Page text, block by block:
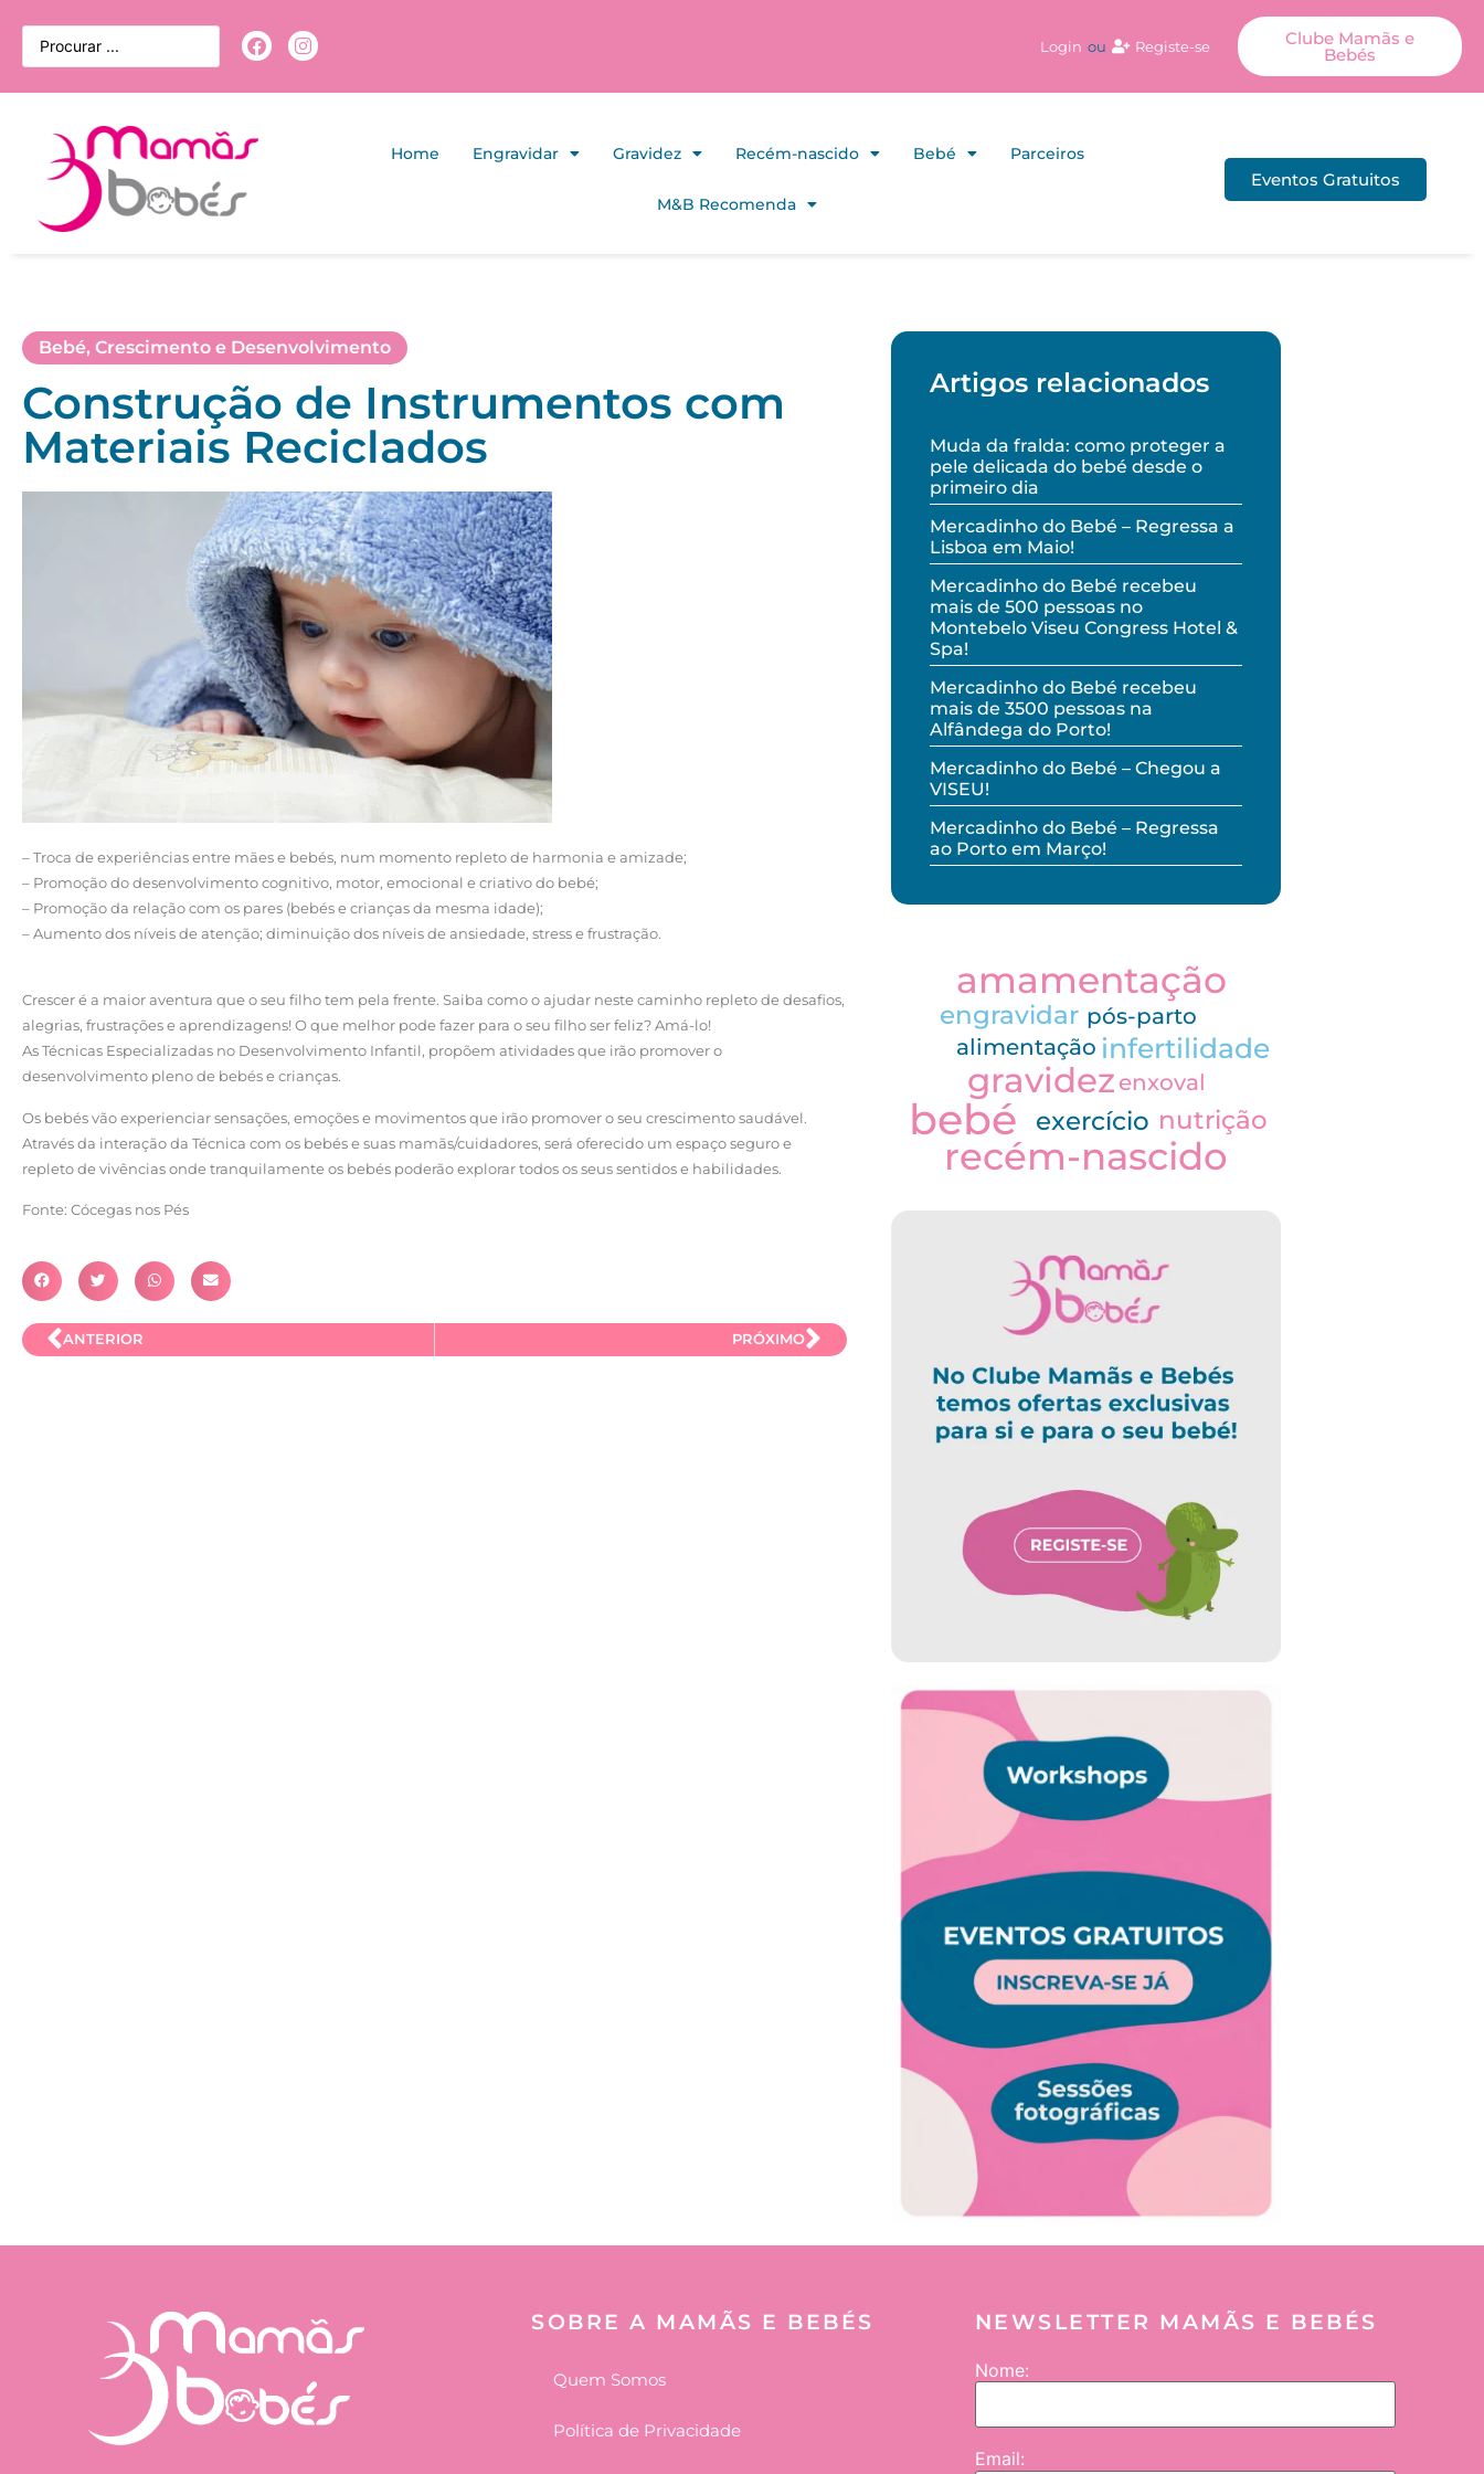
Login ou Registe-se Clube Mamãs e
Bebés
Home Engravidar Gravidez Recém-nascido Bebé Parceiros
M&B Recomenda
Eventos Gratuitos
Bebé, Crescimento e Desenvolvimento
Construção de Instrumentos com
Materiais Reciclados
– Troca de experiências entre mães e bebés, num momento repleto de harmonia e amizade;
– Promoção do desenvolvimento cognitivo, motor, emocional e criativo do bebé;
– Promoção da relação com os pares (bebés e crianças da mesma idade);
– Aumento dos níveis de atenção; diminuição dos níveis de ansiedade, stress e frustração.
Crescer é a maior aventura que o seu filho tem pela frente. Saiba como o ajudar neste caminho repleto de desafios,
alegrias, frustrações e aprendizagens! O que melhor pode fazer para o seu filho ser feliz? Amá-lo!
As Técnicas Especializadas no Desenvolvimento Infantil, propõem atividades que irão promover o
desenvolvimento pleno de bebés e crianças.
Os bebés vão experienciar sensações, emoções e movimentos que irão promover o seu crescimento saudável.
Através da interação da Técnica com os bebés e suas mamãs/cuidadores, será oferecido um espaço seguro e
repleto de vivências onde tranquilamente os bebés poderão explorar todos os seus sentidos e habilidades.
Fonte: Cócegas nos Pés
ANTERIOR PRÓXIMO
Artigos relacionados
Muda da fralda: como proteger a
pele delicada do bebé desde o
primeiro dia
Mercadinho do Bebé – Regressa a
Lisboa em Maio!
Mercadinho do Bebé recebeu
mais de 500 pessoas no
Montebelo Viseu Congress Hotel &
Spa!
Mercadinho do Bebé recebeu
mais de 3500 pessoas na
Alfândega do Porto!
Mercadinho do Bebé – Chegou a
VISEU!
Mercadinho do Bebé – Regressa
ao Porto em Março!
amamentação
engravidar pós-parto
alimentação infertilidade
gravidez enxoval
bebé exercício nutrição
recém-nascido
SOBRE A MAMÃS E BEBÉS
Quem Somos
Política de Privacidade
NEWSLETTER MAMÃS E BEBÉS
Nome:
Email: